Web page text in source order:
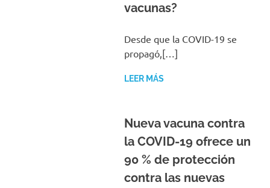
vacunas?
Desde que la COVID-19 se
propagó,[…]
LEER MÁS
Nueva vacuna contra
la COVID-19 ofrece un
90 % de protección
contra las nuevas